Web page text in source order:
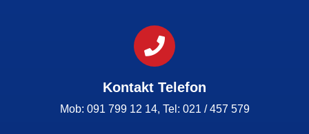
Kontakt Telefon
Mob: 091 799 12 14, Tel: 021 / 457 579